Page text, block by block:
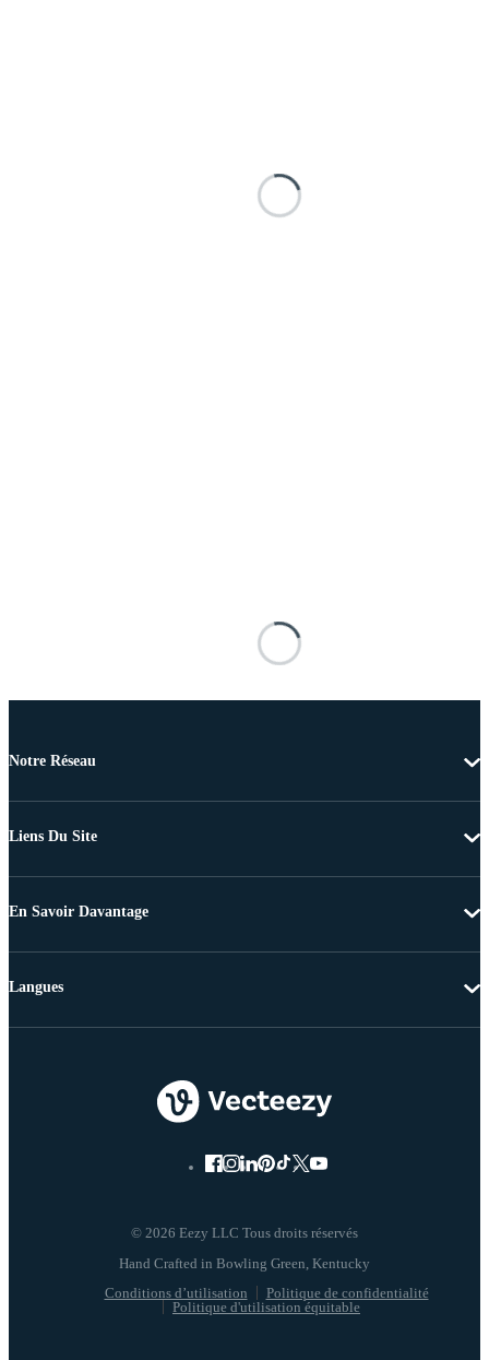
Notre Réseau
Liens Du Site
En Savoir Davantage
© 2026 Eezy LLC Tous droits réservés
Conditions d’utilisation
Politique de confidentialité
Politique d'utilisation équitable
Langues